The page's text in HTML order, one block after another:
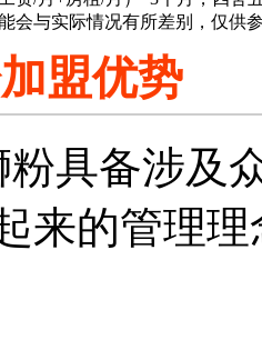
会与实际情况有所差别，仅供
盟优势
粉具备涉及
来的管理